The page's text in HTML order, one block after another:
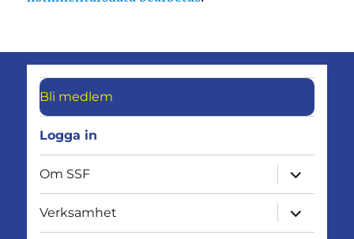
Bli medlem
Logga in
Om SSF
expandera
Verksamhet
expandera